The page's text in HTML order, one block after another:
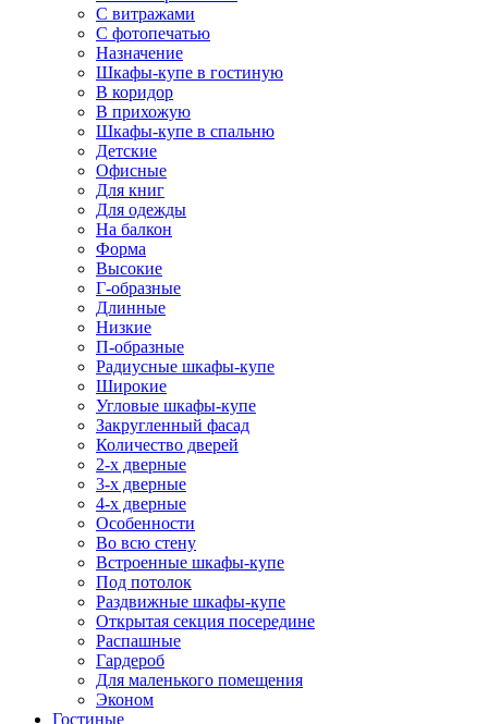
С витражами
С фотопечатью
Назначение
Шкафы-купе в гостиную
В коридор
В прихожую
Шкафы-купе в спальню
Детские
Офисные
Для книг
Для одежды
На балкон
Форма
Высокие
Г-образные
Длинные
Низкие
П-образные
Радиусные шкафы-купе
Широкие
Угловые шкафы-купе
Закругленный фасад
Количество дверей
2-х дверные
3-х дверные
4-х дверные
Особенности
Во всю стену
Встроенные шкафы-купе
Под потолок
Раздвижные шкафы-купе
Открытая секция посередине
Распашные
Гардероб
Для маленького помещения
Эконом
Гостиные